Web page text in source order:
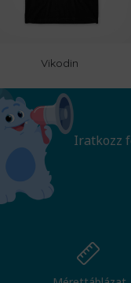
Vikodin
Iratkozz